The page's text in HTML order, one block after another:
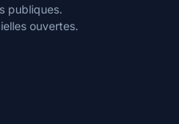
publiques.
ouvertes.